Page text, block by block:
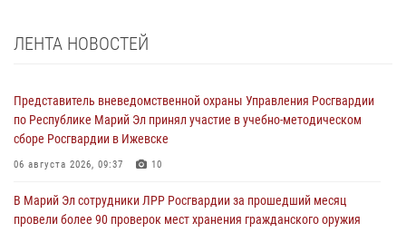
ЛЕНТА НОВОСТЕЙ
Представитель вневедомственной охраны Управления Росгвардии
по Республике Марий Эл принял участие в учебно-методическом
сборе Росгвардии в Ижевске
06 августа 2026, 09:37 10
В Марий Эл сотрудники ЛРР Росгвардии за прошедший месяц
провели более 90 проверок мест хранения гражданского оружия